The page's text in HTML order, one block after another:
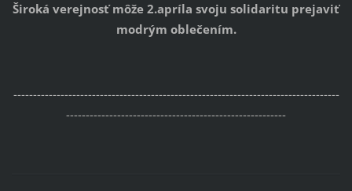
Široká verejnosť môže 2.apríla svoju solidaritu prejaviť
modrým oblečením.
-----------------------------------------------------------------------------------
--------------------------------------------------------